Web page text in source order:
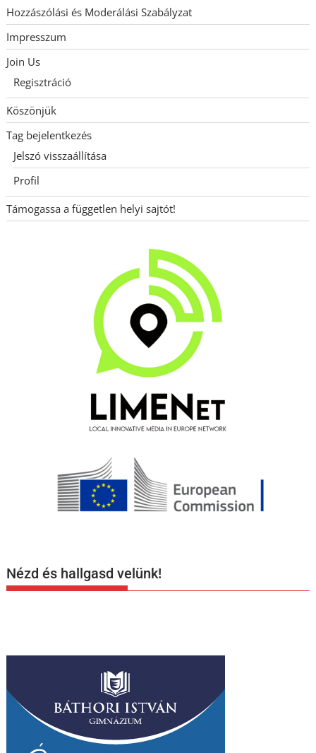
Hozzászólási és Moderálási Szabályzat
Impresszum
Join Us
Regisztráció
Köszönjük
Tag bejelentkezés
Jelszó visszaállítása
Profil
Támogassa a független helyi sajtót!
Nézd és hallgasd velünk!